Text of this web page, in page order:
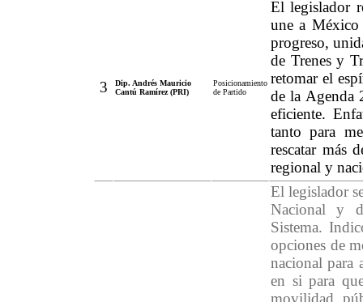
3
Dip. Andrés Mauricio
Cantú Ramírez (PRI)
Posicionamiento
de Partido
El legislador
une a México
progreso,
de Trenes y
retomar el
de la Agenda
eficiente.
tanto para
rescatar más
regional y
El legislador
Nacional y
Sistema.
opciones de
nacional para
en si para
movilidad